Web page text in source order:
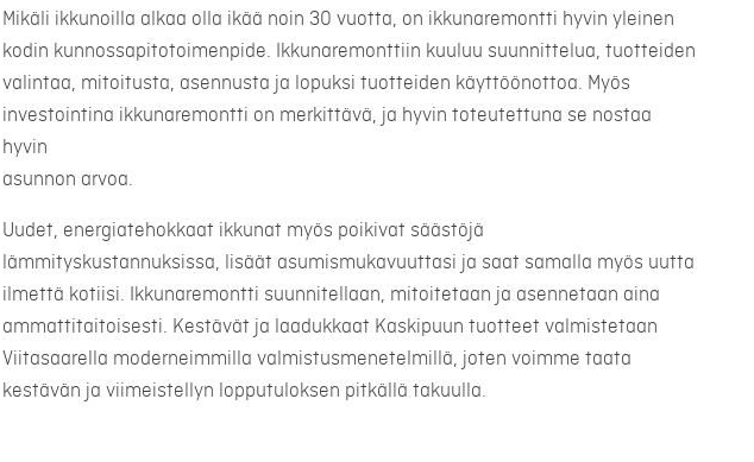
Mikäli ikkunoilla alkaa olla ikää noin 30 vuotta, on ikkunaremontti hyvin yleinen
kodin kunnossapitotoimenpide. Ikkunaremonttiin kuuluu suunnittelua, tuotteiden
valintaa, mitoitusta, asennusta ja lopuksi tuotteiden käyttöönottoa. Myös
investointina ikkunaremontti on merkittävä, ja hyvin toteutettuna se nostaa
hyvin
asunnon arvoa.
Uudet, energiatehokkaat ikkunat myös poikivat säästöjä
lämmityskustannuksissa, lisäät asumismukavuuttasi ja saat samalla myös uutta
ilmettä kotiisi. Ikkunaremontti suunnitellaan, mitoitetaan ja asennetaan aina
ammattitaitoisesti. Kestävät ja laadukkaat Kaskipuun tuotteet valmistetaan
Viitasaarella moderneimmilla valmistusmenetelmillä, joten voimme taata
kestävän ja viimeistellyn lopputuloksen pitkällä takuulla.